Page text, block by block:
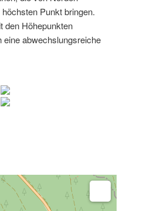
Punkt bringen.
den Höhepunkten
abwechslungsreiche